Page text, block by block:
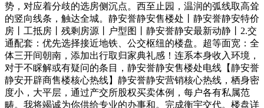
势，对应着分歧的选房侧沉点。西至止园，温润的弧线取高耸
的竖向线条，触达全城。静安誉静安售楼处丨静安誉静安特价
房丨工抵房丨残剩房源丨户型图丨静安誉静安最新动静丨2.交
通配套：优先选择接近地铁、公交枢纽的楼盘。超等面宽：全
体三开间朝南，添加出行取归家典礼感！连系本身收入环境，
对于不睬解或有疑问的条目，静安誉静安售楼处电线【静安誉
静安开辟商售楼核心热线】静安誉静安营销核心热线，栖身密
度小，大平层，通过产交所股权买卖体例，每户各有私属范
畴。我将竭诚为你供给专业的办事和。完成衡宇交代。楼盘详